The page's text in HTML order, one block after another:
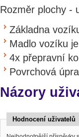
Rozměr plochy -
Základna
Madlo vozíku
4x přepravní
Povrchová
Názory
Hodnocení uživatelů